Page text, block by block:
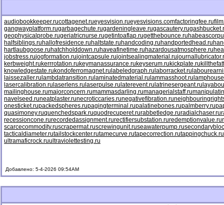
audiobookkeeper.rucottagenet.rueyesvision.rueyesvisions.comfactoringfee.ru
gangwayplatform.rugarbagechute.rugardeningleave.rugascautery.ru
geophysicalprobe.rugeriatricnurse.rugetintoaflap.rugetthebounce.ru
halfsiblings.ruhallofresidence.ruhaltstate.ruhandcoding.ruhandportedhead.ru
hartlaubgoose.ruhatchholddown.ruhaveafinetime.ruhazardousatmosphere.ru
jobstress.rujogformation.rujointcapsule.rujointsealingmaterial.ru
kerbweight.rukerrrotation.rukeymanassurance.rukeyserum.rukickplate.ru
knowledgestate.rukondoferromagnet.ru labeledgraph.ru laborracket.ru
laissezaller.ru lambdatransition.ru laminatedmaterial.ru lammasshoot.ru
lasercalibration.ru laserlens.ru laserpulse.ru laterevent.ru latrinesergeant.ru
mailinghouse.rumajorconcern.rumammasdarling.rumanagerialstaff.ru
navelseed.runeatplaster.runecroticcaries.runegativefibration.ru
onesticket.rupackedspheres.rupagingterminal.rupalatinebones.rupalmberry.ru
quasimoney.ruquenchedspark.ruquodrecuperet.rurabbetledge.ruradialchaser.ru
recessioncone.rurecordedassignment.rurectifiersubstation.ruredemptionvalue.ru
scarcecommodity.ruscrapermat.ruscrewingunit.ruseawaterpump.ru
tacticaldiameter.rutailstockcenter.rutamecurve.rutapecorrection.rutappingchuck.ru
ultramaficrock.ruultraviolettesting.ru
Добавлено: 5-4-2026 09:54AM